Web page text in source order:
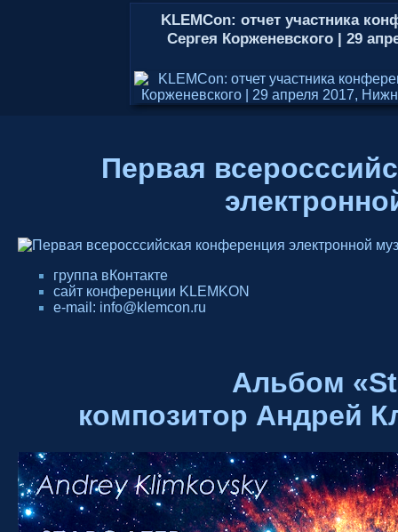
KLEMCon: отчет участника
Сергея Корженевского | 29
Первая
группа вКонтакте
сайт конференции KLEMKON
e-mail: info@klemcon.ru
Альбом
композитор Андрей